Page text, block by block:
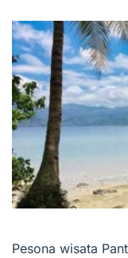
Pesona wisata